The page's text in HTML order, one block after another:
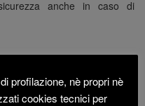
anche in caso di
profilazione, nè propri nè
cookies tecnici per